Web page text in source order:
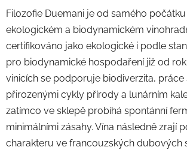
Filozofie Duemani je od samého
ekologickém a biodynamickém
certifikováno jako ekologické i podle
pro biodynamické hospodaření již od
vinicích se podporuje biodiverzita, práce
přirozenými cykly přírody a lunárním
zatímco ve sklepě probíhá spontánní
minimálními zásahy. Vína následně zrají
charakteru ve francouzských dubových